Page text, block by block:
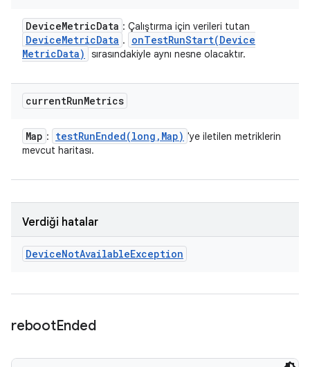
DeviceMetricData : Çalıştırma için verileri tutan
DeviceMetricData . onTestRunStart(Device
MetricData) sırasındakiyle aynı nesne olacaktır.
currentRunMetrics
Map : testRunEnded(long , Map) 'ye iletilen metriklerin
mevcut haritası.
Verdiği hatalar
DeviceNotAvailableException
rebootEnded